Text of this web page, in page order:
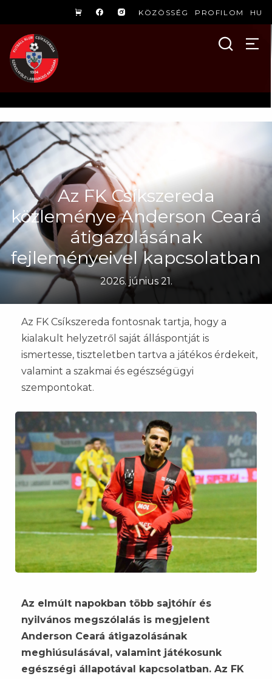
KÖZÖSSÉG PROFILOM HU
Az FK Csíkszereda
közleménye Anderson Ceará
átigazolásának
fejleményeivel kapcsolatban
2026. június 21.
Az FK Csíkszereda fontosnak tartja, hogy a
kialakult helyzetről saját álláspontját is
ismertesse, tiszteletben tartva a játékos érdekeit,
valamint a szakmai és egészségügyi
szempontokat.
Az elmúlt napokban több sajtóhír és
nyilvános megszólalás is megjelent
Anderson Ceará átigazolásának
meghiúsulásával, valamint játékosunk
egészségi állapotával kapcsolatban. Az FK